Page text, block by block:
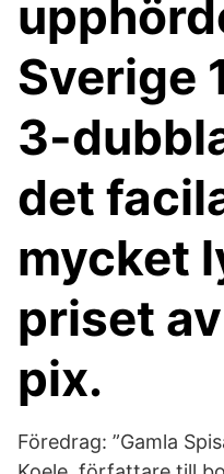
Sverige
3-
det
mycket
priset
pix.
Föredrag: ”Gamla